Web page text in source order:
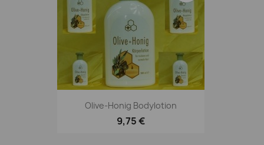
Olive-Honig Bodylotion
9,75 €